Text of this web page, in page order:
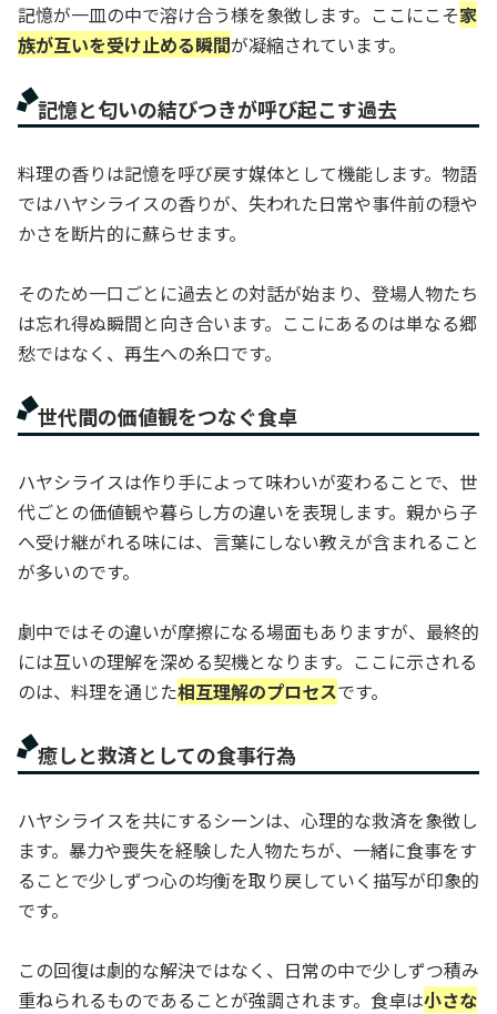
記憶が一皿の中で溶け合う様を象徴します。ここにこそ家
族が互いを受け止める瞬間が凝縮されています。
記憶と匂いの結びつきが呼び起こす過去
料理の香りは記憶を呼び戻す媒体として機能します。物語
ではハヤシライスの香りが、失われた日常や事件前の穏や
かさを断片的に蘇らせます。
そのため一口ごとに過去との対話が始まり、登場人物たち
は忘れ得ぬ瞬間と向き合います。ここにあるのは単なる郷
愁ではなく、再生への糸口です。
世代間の価値観をつなぐ食卓
ハヤシライスは作り手によって味わいが変わることで、世
代ごとの価値観や暮らし方の違いを表現します。親から子
へ受け継がれる味には、言葉にしない教えが含まれること
が多いのです。
劇中ではその違いが摩擦になる場面もありますが、最終的
には互いの理解を深める契機となります。ここに示される
のは、料理を通じた相互理解のプロセスです。
癒しと救済としての食事行為
ハヤシライスを共にするシーンは、心理的な救済を象徴し
ます。暴力や喪失を経験した人物たちが、一緒に食事をす
ることで少しずつ心の均衡を取り戻していく描写が印象的
です。
この回復は劇的な解決ではなく、日常の中で少しずつ積み
重ねられるものであることが強調されます。食卓は小さな